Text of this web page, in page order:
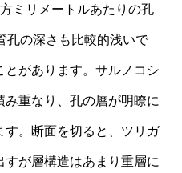
ミリメートルあたりの孔
孔の深さも比較的浅いで
があります。サルノコシ
重なり、孔の層が明瞭に
。断面を切ると、ツリガ
が層構造はあまり重層に